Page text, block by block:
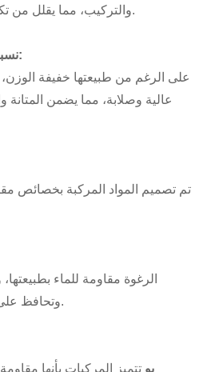
والتركيب، مما يقلل من تكاليف العمالة ووقت التثبيت.
:
على الرغم من طبيعتها خفيفة الوزن،
عالية وصلابة، مما يضمن
وتحافظ على سلامة نظام مجاري الهواء.
بو تتميز المركبات بأنها